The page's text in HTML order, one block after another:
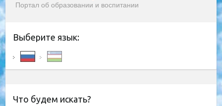
Портал об образовании и воспитании
Выберите язык:
Что будем искать?